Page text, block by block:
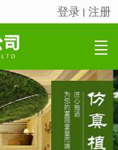
很遗憾，因您的浏览器版本过低导致无法获得最佳浏览体验，推荐下载安装谷歌浏览器！
登录 丨 注册
科普知识 营销网络 联系我们